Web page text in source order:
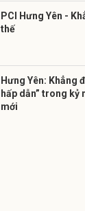
PCI Hưng Yên -
thế
Hưng Yên: Khẳng
hấp dẫn” trong kỷ
mới